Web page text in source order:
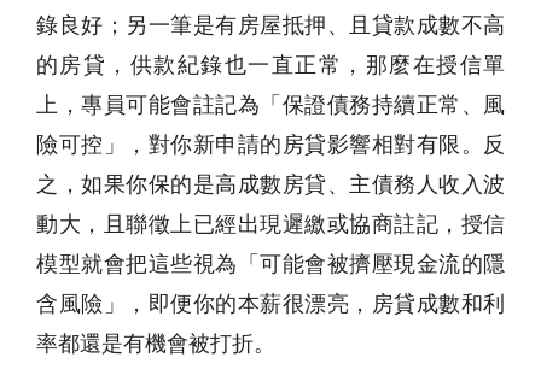
錄良好；另一筆是有房屋抵押、且貸款成數不高
的房貸，供款紀錄也一直正常，那麼在授信單
上，專員可能會註記為「保證債務持續正常、風
險可控」，對你新申請的房貸影響相對有限。反
之，如果你保的是高成數房貸、主債務人收入波
動大，且聯徵上已經出現遲繳或協商註記，授信
模型就會把這些視為「可能會被擠壓現金流的隱
含風險」，即便你的本薪很漂亮，房貸成數和利
率都還是有機會被打折。